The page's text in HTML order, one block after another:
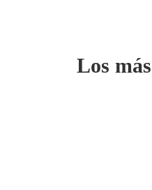
Los